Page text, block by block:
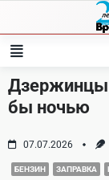
content
Дзержинцы
бы ночью
07.07.2026
БЕНЗИН ЗАПРАВКА